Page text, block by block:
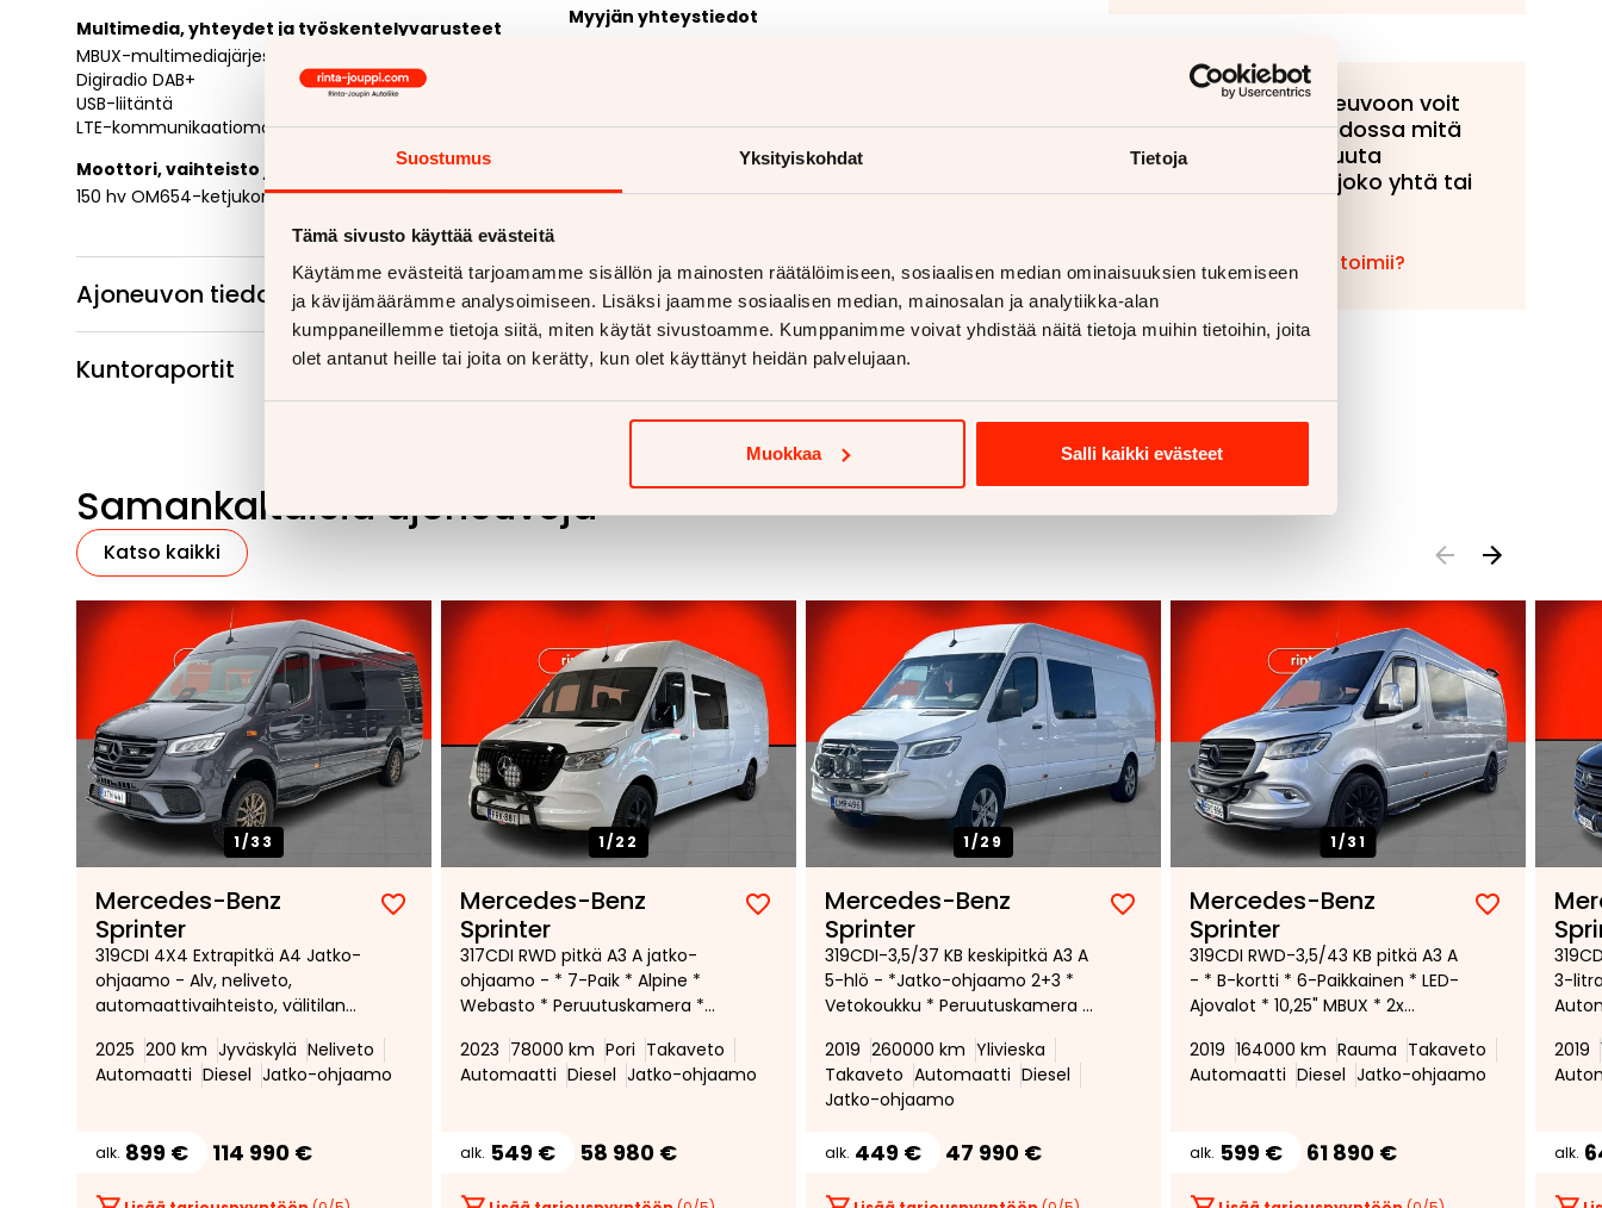
Suostumus Yksityiskohdat Tietoja
Tämä sivusto käyttää evästeitä
Käytämme evästeitä tarjoamamme sisällön ja mainosten räätälöimiseen, sosiaalisen median ominaisuuksien tukemiseen
ja kävijämäärämme analysoimiseen. Lisäksi jaamme sosiaalisen median, mainosalan ja analytiikka-alan
kumppaneillemme tietoja siitä, miten käytät sivustoamme. Kumppanimme voivat yhdistää näitä tietoja muihin tietoihin, joita
olet antanut heille tai joita on kerätty, kun olet käyttänyt heidän palvelujaan.
Muokkaa Salli kaikki evästeet
Multimedia, yhteydet ja työskentelyvarusteet
MBUX-multimediajärjestelmä 10,25" kosketusnäyttö
Digiradio DAB+
USB-liitäntä
LTE-kommunikaatiomoduuli
Moottori, vaihteisto ja vetotapa
150 hv OM654-ketjukone!
Myyjän yhteystiedot
Ajoneuvon tiedot
Kuntoraportit
Tähän ajoneuvoon voit
tarjota vaihdossa mitä
tahansa muuta
ajoneuvoa, joko yhtä tai
Miten vaihto toimii?
Samankaltaisia ajoneuvoja
Katso kaikki
1/33
Mercedes-Benz
Sprinter
Lisää
suosikiksi
Poista
suosikeista
319CDI 4X4 Extrapitkä A4 Jatko-
ohjaamo - Alv, neliveto,
automaattivaihteisto, välitilan
n lisälämmitin, peruutuskamera,
led ajovalot, vetokoukku
2025 200 km Jyväskylä Neliveto
Automaatti Diesel Jatko-ohjaamo
alk. 899 € 114 990 €
1/22
Mercedes-Benz
Sprinter
Lisää
suosikiksi
Poista
suosikeista
317CDI RWD pitkä A3 A jatko-
ohjaamo - * 7-Paik * Alpine *
Webasto * Peruutuskamera *
*
2023 78000 km Pori Takaveto
Automaatti Diesel Jatko-ohjaamo
alk. 549 € 58 980 €
1/29
Mercedes-Benz
Sprinter
Lisää
suosikiksi
Poista
suosikeista
319CDI-3,5/37 KB keskipitkä A3 A
5-hlö - *Jatko-ohjaamo 2+3 *
Vetokoukku * Peruutuskamera *
lisälämmitin * LED-ajovalot *
2019 260000 km Ylivieska
Takaveto Automaatti Diesel
Jatko-ohjaamo
alk. 449 € 47 990 €
1/31
Mercedes-Benz
Sprinter
Lisää
suosikiksi
Poista
319CDI RWD-3,5/43 KB pitkä A3 A
- * B-kortti * 6-Paikkainen * LED-
Ajovalot * 10,25" MBUX * 2x
Putkisarja auton ympäri * 20"
vanteet * Pysäköintitutkat *
2019 164000 km Rauma Takaveto
Automaatti Diesel Jatko-ohjaamo
alk. 599 € 61 890 €
3-
2019
alk.